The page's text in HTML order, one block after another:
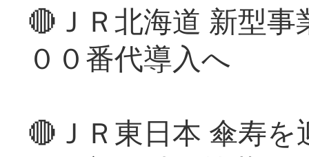
🔴ＪＲ北海道 新型
００番代導入へ
🔴ＪＲ東日本 傘寿